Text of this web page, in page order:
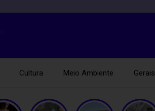
Cultura Meio Ambiente Gerais